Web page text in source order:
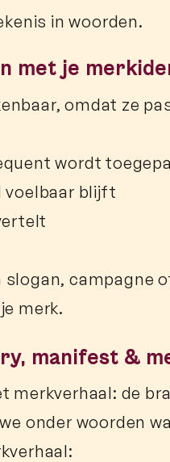
in woorden.
met je
omdat ze
wordt
voelbaar blijft
slogan, campagne
merk.
manifest &
merkverhaal: de
onder woorden